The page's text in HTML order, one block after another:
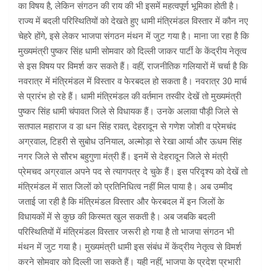
का विषय है, लेकिन संगठन की राय की भी इसमें महत्वपूर्ण भूमिका होती है।
राज्य में बदली परिस्थितियों को देखते हुए धामी मंत्रिमंडल विस्तार में कौन नए
चेहरे होंगे, इसे लेकर भाजपा संगठन मंथन में जुट गया है। माना जा रहा है कि
मुख्यमंत्री पुष्कर सिंह धामी सोमवार को दिल्ली जाकर पार्टी के केंद्रीय नेतृत्व
से इस विषय पर विमर्श कर सकते हैं। वहीं, राजनीतिक गलियारों में चर्चा है कि
नवरात्र में मंत्रिमंडल में विस्तार व फेरबदल हो सकता है। नवरात्र 30 मार्च
से प्रारंभ हो रहे हैं। धामी मंत्रिमंडल की वर्तमान तस्वीर देखें तो मुख्यमंत्री
पुष्कर सिंह धामी चंपावत जिले से विधायक हैं। उनके अलावा पौड़ी जिले से
सतपाल महाराज व डा धन सिंह रावत, देहरादून से गणेश जोशी व प्रेमचंद
अग्रवाल, टिहरी से सुबोध उनियाल, अल्मोड़ा से रेखा आर्या और ऊधम सिंह
नगर जिले से सौरभ बहुगुणा मंत्री हैं। इनमें से देहरादून जिले से मंत्री
प्रेमचद अग्रवाल अपने पद से त्यागपत्र दे चुके हैं। इस परिदृश्य को देखें तो
मंत्रिमंडल में सात जिलों को प्रतिनिधित्व नहीं मिल पाया है। अब उम्मीद
जताई जा रही है कि मंत्रिमंडल विस्तार और फेरबदल में इन जिलों के
विधायकों में से कुछ की किस्मत खुल सकती है। अब जबकि बदली
परिस्थितियों में मंत्रिमंडल विस्तार जरूरी हो गया है तो भाजपा संगठन भी
मंथन में जुट गया है। मुख्यमंत्री धामी इस संबंध में केंद्रीय नेतृत्व से विमर्श
करने सोमवार को दिल्ली जा सकते हैं। यही नहीं, भाजपा के प्रदेश प्रभारी